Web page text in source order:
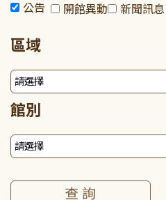
公告 開館異動 新聞訊息
區域
館別